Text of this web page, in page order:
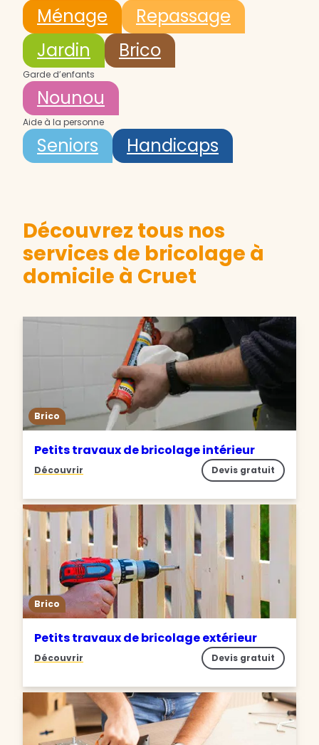
Ménage
Repassage
Jardin
Brico
Garde d’enfants
Nounou
Aide à la personne
Seniors Handicaps
Découvrez tous nos
services de bricolage à
domicile à Cruet
Brico
Petits travaux de bricolage intérieur
Découvrir Devis gratuit
Brico
Petits travaux de bricolage extérieur
Découvrir Devis gratuit